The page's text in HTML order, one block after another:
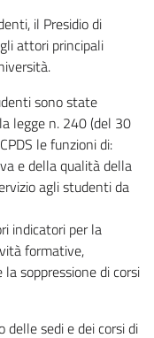
il Presidio di
attori principali
sono state
legge n. 240 (del 30
le funzioni di:
e della qualità della
agli studenti da
indicatori per la
formative,
soppressione di corsi
delle sedi e dei corsi di